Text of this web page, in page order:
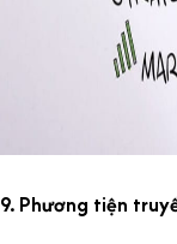
9. Phương tiện